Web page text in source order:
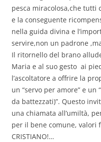
pesca miracolosa,che tutti
e la conseguente
nella guida divina e
servire,non un padrone
Il ritornello del brano
Maria e al suo gesto ai
l’ascoltatore a offrire la
un “servo per amore” e un
da battezzati)”. Questo
una chiamata all’umiltà,
per il bene comune, valori
CRISTIANO!…